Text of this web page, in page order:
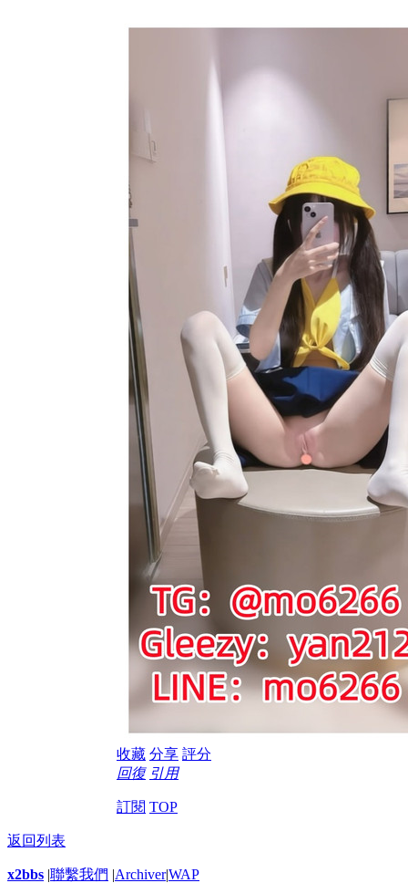
收藏 分享 評分
回復 引用
訂閱 TOP
返回列表
x2bbs |聯繫我們 |Archiver|WAP